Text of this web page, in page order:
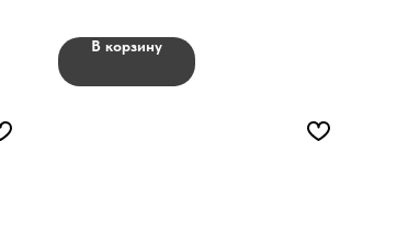
В корзину